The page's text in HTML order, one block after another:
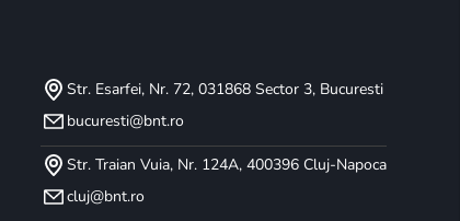
Str. Esarfei, Nr. 72, 031868 Sector 3, Bucuresti
bucuresti@bnt.ro
Str. Traian Vuia, Nr. 124A, 400396 Cluj-Napoca
cluj@bnt.ro